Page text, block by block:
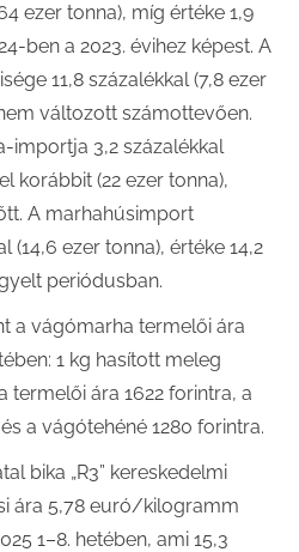
ezer tonna), míg értéke 1,9
ben a 2023. évihez képest. A
11,8 százalékkal (7,8 ezer
változott számottevően.
importja 3,2 százalékkal
korábbit (22 ezer tonna),
A marhahúsimport
(14,6 ezer tonna), értéke 14,2
periódusban.
a vágómarha termelői ára
1 kg hasított meleg
termelői ára 1622 forintra, a
a vágótehéné 1280 forintra.
bika „R3” kereskedelmi
ára 5,78 euró/kilogramm
1–8. hetében, ami 15,3